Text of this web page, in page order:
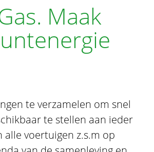
Maak
te verzamelen om snel
te stellen aan ieder
voertuigen z.s.m op